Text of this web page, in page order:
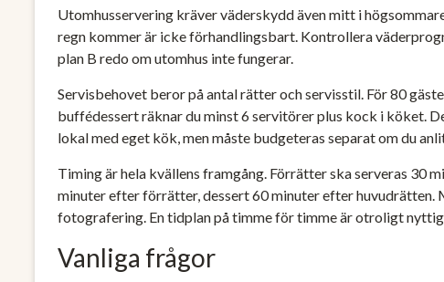
Utomhusservering kräver väderskydd även mitt i
regn kommer är icke förhandlingsbart. Kontrollera
plan B redo om utomhus inte fungerar.
Servisbehovet beror på antal rätter och servisstil. För 80
buffédessert räknar du minst 6 servitörer plus kock i köket.
lokal med eget kök, men måste budgeteras separat om du
Timing är hela kvällens framgång. Förrätter ska serveras 30
minuter efter förrätter, dessert 60 minuter efter huvudrätten.
fotografering. En tidplan på timme för timme är otroligt
Vanliga frågor